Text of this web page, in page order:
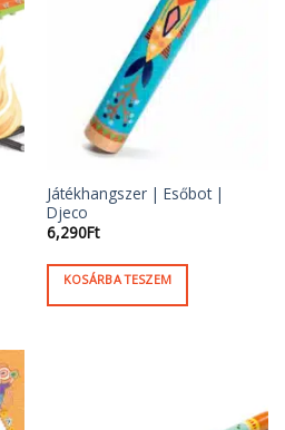
Játékhangszer | Esőbot |
Djeco
6,290Ft
KOSÁRBA TESZEM